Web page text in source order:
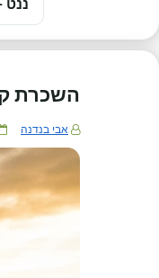
ננט
השכרת
אבי בנדנה